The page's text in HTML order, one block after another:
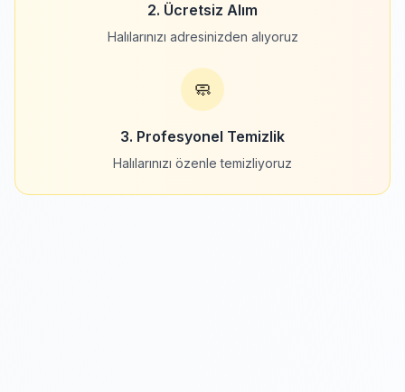
2. Ücretsiz Alım
Halılarınızı adresinizden alıyoruz
🧼
3. Profesyonel Temizlik
Halılarınızı özenle temizliyoruz